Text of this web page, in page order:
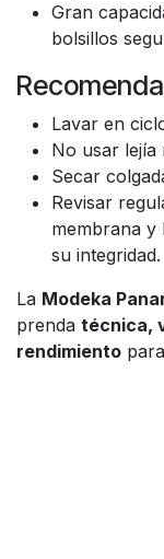
Gran
bolsillos
Lavar en
No usar lejía
Secar
Revisar
membrana y
su integridad.
La Modeka
prenda técnica,
rendimiento